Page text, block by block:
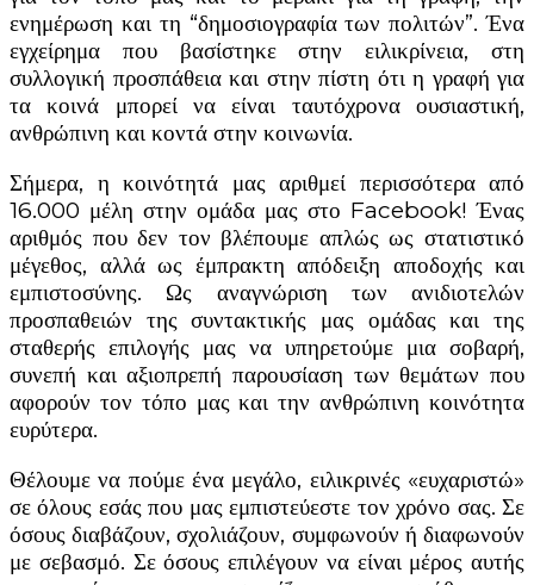
ενημέρωση και τη “δημοσιογραφία των πολιτών”. Ένα
εγχείρημα που βασίστηκε στην ειλικρίνεια, στη
συλλογική προσπάθεια και στην πίστη ότι η γραφή για
τα κοινά μπορεί να είναι ταυτόχρονα ουσιαστική,
ανθρώπινη και κοντά στην κοινωνία.
Σήμερα, η κοινότητά μας αριθμεί περισσότερα από
16.000 μέλη στην ομάδα μας στο Facebook! Ένας
αριθμός που δεν τον βλέπουμε απλώς ως στατιστικό
μέγεθος, αλλά ως έμπρακτη απόδειξη αποδοχής και
εμπιστοσύνης. Ως αναγνώριση των ανιδιοτελών
προσπαθειών της συντακτικής μας ομάδας και της
σταθερής επιλογής μας να υπηρετούμε μια σοβαρή,
συνεπή και αξιοπρεπή παρουσίαση των θεμάτων που
αφορούν τον τόπο μας και την ανθρώπινη κοινότητα
ευρύτερα.
Θέλουμε να πούμε ένα μεγάλο, ειλικρινές «ευχαριστώ»
σε όλους εσάς που μας εμπιστεύεστε τον χρόνο σας. Σε
όσους διαβάζουν, σχολιάζουν, συμφωνούν ή διαφωνούν
με σεβασμό. Σε όσους επιλέγουν να είναι μέρος αυτής